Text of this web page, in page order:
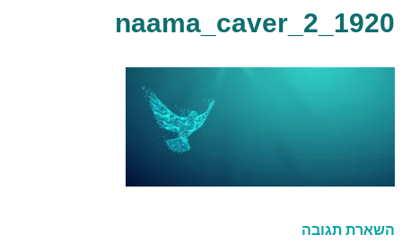
naama_caver_2_1920
השארת תגובה